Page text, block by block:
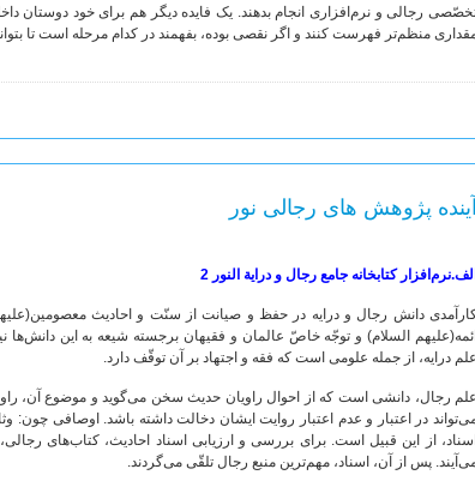
رجالی و نرم‌افزاری انجام بدهند. یک فایده دیگر هم برای خود دوستان
منظم‌تر فهرست کنند و اگر نقصی بوده، بفهمند در کدام مرحله است تا
پژوهش های رجالی نور
الف.نرم‌افزار کتابخانه جامع رجال و درایة النور 2
دانش رجال و درایه در حفظ و صیانت از سنّت و احادیث
علم درایه، از جمله علومی است که فقه و اجتهاد بر آن توقّف دارد.
علم رجال، دانشی است که از احوال راویان حدیث سخن می‌گوید و موضوع آن،
در اعتبار و عدم اعتبار روایت ایشان دخالت داشته باشد. اوصافی
اسناد، از این قبیل است. برای بررسی و ارزیابی اسناد احادیث، کتاب‌های
پس از آن، اسناد، مهم‌ترین منبع رجال تلقّی می‌گردند.